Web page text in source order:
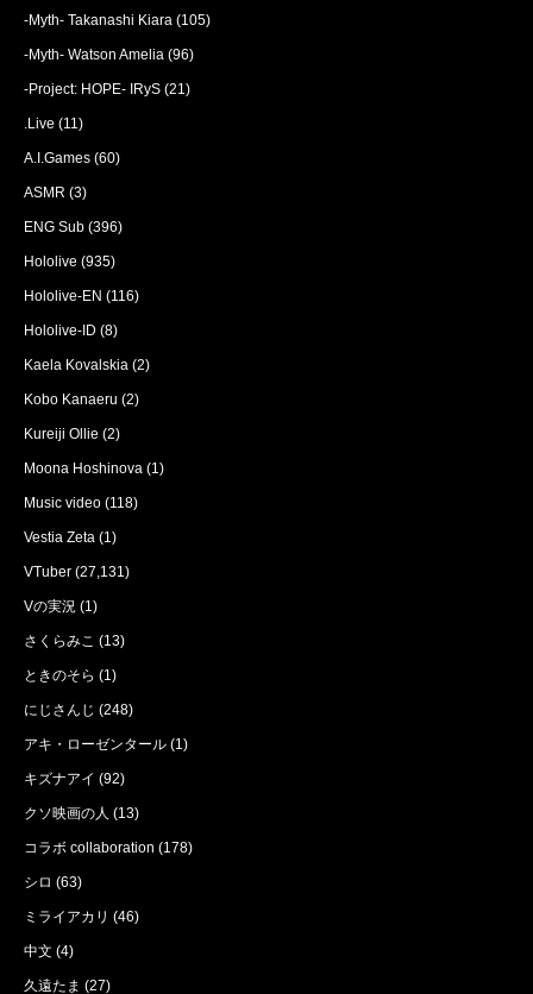
-Myth- Takanashi Kiara (105)
-Myth- Watson Amelia (96)
-Project: HOPE- IRyS (21)
.Live (11)
A.I.Games (60)
ASMR (3)
ENG Sub (396)
Hololive (935)
Hololive-EN (116)
Hololive-ID (8)
Kaela Kovalskia (2)
Kobo Kanaeru (2)
Kureiji Ollie (2)
Moona Hoshinova (1)
Music video (118)
Vestia Zeta (1)
VTuber (27,131)
Vの実況 (1)
さくらみこ (13)
ときのそら (1)
にじさんじ (248)
アキ・ローゼンタール (1)
キズナアイ (92)
クソ映画の人 (13)
コラボ collaboration (178)
シロ (63)
ミライアカリ (46)
中文 (4)
久遠たま (27)